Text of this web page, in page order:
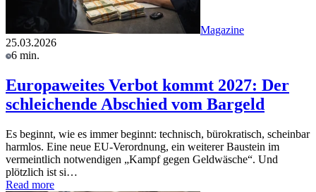
Magazine
25.03.2026
6 min.
Europaweites Verbot kommt 2027: Der
schleichende Abschied vom Bargeld
Es beginnt, wie es immer beginnt: technisch, bürokratisch, scheinbar
harmlos. Eine neue EU-Verordnung, ein weiterer Baustein im
vermeintlich notwendigen „Kampf gegen Geldwäsche“. Und
plötzlich ist si…
Read more